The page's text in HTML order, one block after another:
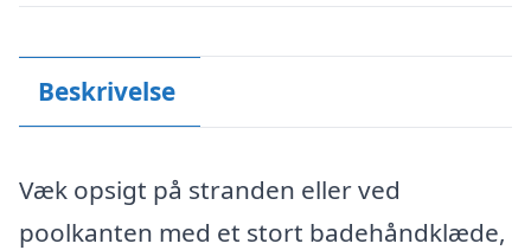
Beskrivelse
Væk opsigt på stranden eller ved
poolkanten med et stort badehåndklæde,